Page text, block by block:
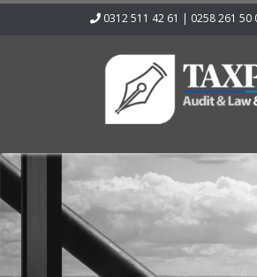
0312 511 42 61 | 0258 261